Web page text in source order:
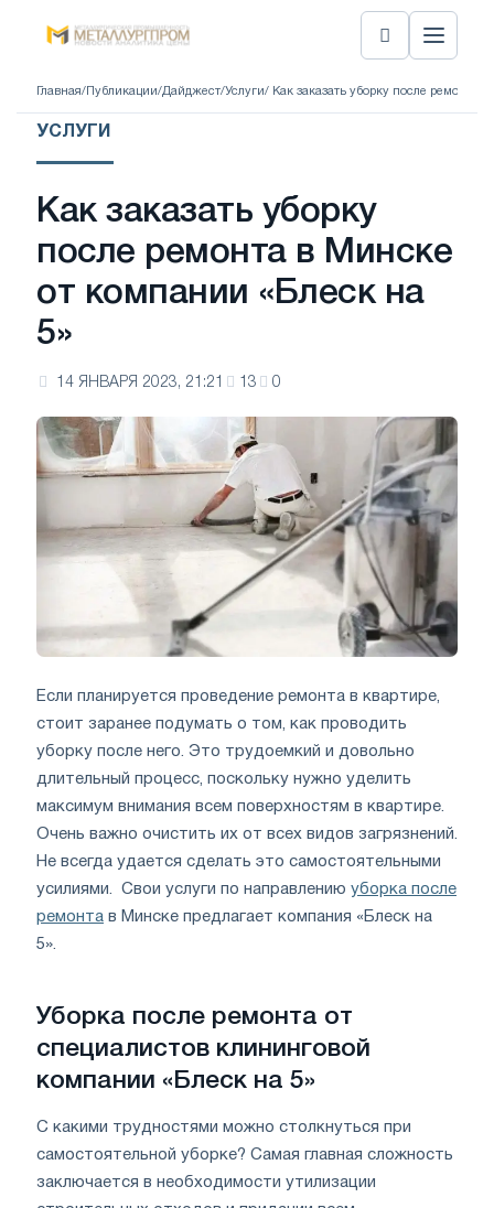
Главная/ Публикации/Дайджест/Услуги/ Как заказать уборку после ремонта
УСЛУГИ
Как заказать уборку
после ремонта в Минске
от компании «Блеск на
5»
14 ЯНВАРЯ 2023, 21:21 13 0
Если планируется проведение ремонта в квартире,
стоит заранее подумать о том, как проводить
уборку после него. Это трудоемкий и довольно
длительный процесс, поскольку нужно уделить
максимум внимания всем поверхностям в квартире.
Очень важно очистить их от всех видов загрязнений.
Не всегда удается сделать это самостоятельными
усилиями. Свои услуги по направлению уборка после
ремонта в Минске предлагает компания «Блеск на
5».
Уборка после ремонта от
специалистов клининговой
компании «Блеск на 5»
С какими трудностями можно столкнуться при
самостоятельной уборке? Самая главная сложность
заключается в необходимости утилизации